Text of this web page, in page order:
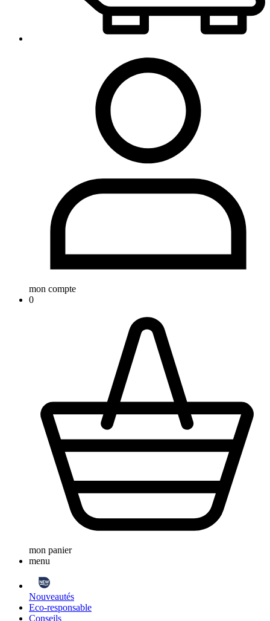
mon compte
0
mon panier
menu
Nouveautés
Eco-responsable
Conseils